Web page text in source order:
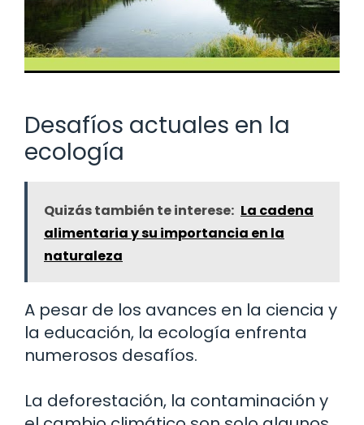
Desafíos actuales en la
ecología
Quizás también te interese: La cadena
alimentaria y su importancia en la
naturaleza
A pesar de los avances en la ciencia y
la educación, la ecología enfrenta
numerosos desafíos.
La deforestación, la contaminación y